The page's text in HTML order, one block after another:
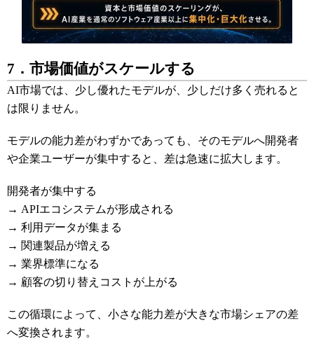
7．市場価値がスケールする
AI市場では、少し優れたモデルが、少しだけ多く売れると
は限りません。
モデルの能力差がわずかであっても、そのモデルへ開発者
や企業ユーザーが集中すると、差は急速に拡大します。
開発者が集中する
→ APIエコシステムが形成される
→ 利用データが集まる
→ 関連製品が増える
→ 業界標準になる
→ 顧客の切り替えコストが上がる
この循環によって、小さな能力差が大きな市場シェアの差
へ変換されます。